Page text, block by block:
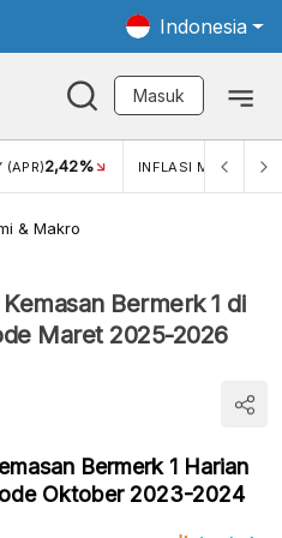
Indonesia
Masuk
(APR)2,42% INFLASI MOM (APR)
& Makro
Bermerk 1 di
Maret 2025-2026
Bermerk 1 Harian
Oktober 2023-2024